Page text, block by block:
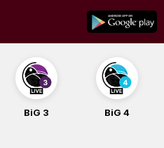
content
BiG 4 BiG Balade